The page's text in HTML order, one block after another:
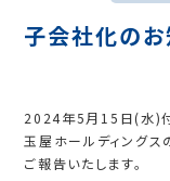
子会社化のお
2024年5月15日(水)
玉屋ホールディングス
ご報告いたします。